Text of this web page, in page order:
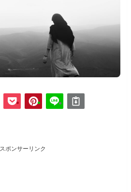
スポンサーリンク